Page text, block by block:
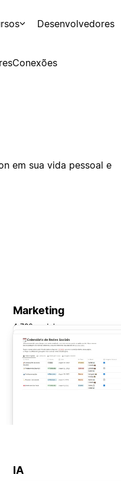
Desenvolvedores
Conexões
em sua vida pessoal e
Marketing
4.796 modelos
IA